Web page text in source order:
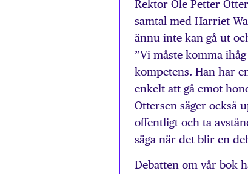
Rektor Ole Petter
samtal med Harriet
ännu inte kan gå ut
”Vi måste komma
kompetens. Han har
enkelt att gå emot
Ottersen säger också
offentligt och ta
säga när det blir en
Debatten om vår bok